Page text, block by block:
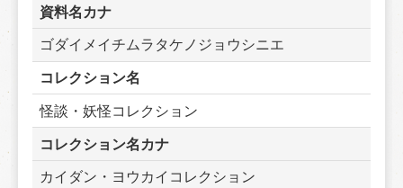
資料名カナ
ゴダイメイチムラタケノジョウシニエ
コレクション名
怪談・妖怪コレクション
コレクション名カナ
カイダン・ヨウカイコレクション